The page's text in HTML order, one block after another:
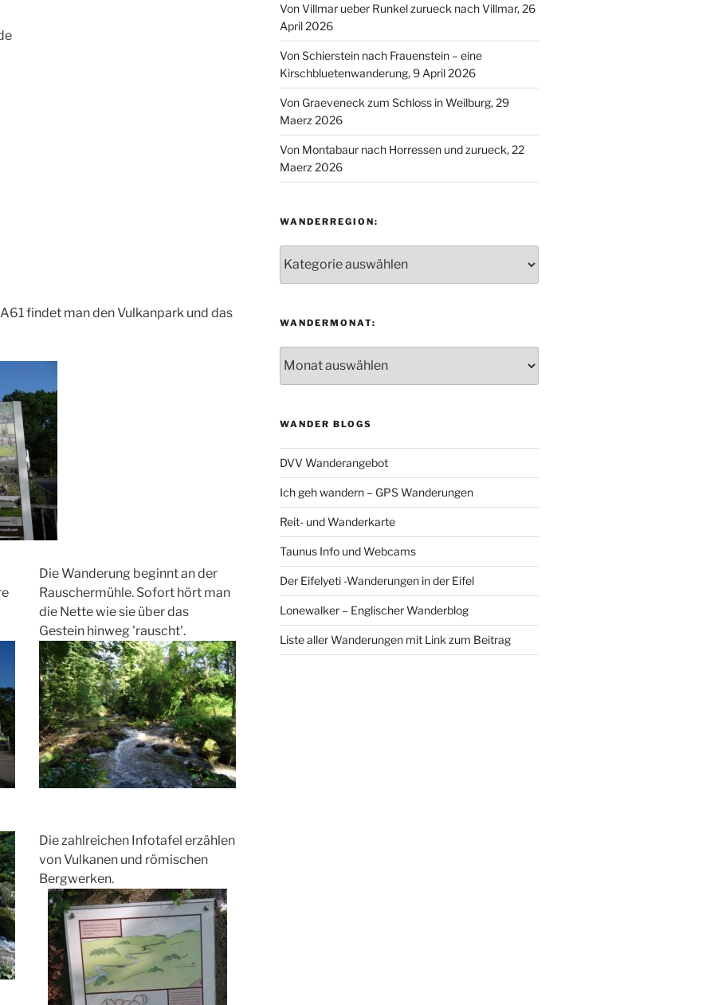
findet man den Vulkanpark und das
Die Wanderung beginnt an der
Rauschermühle. Sofort hört man
die Nette wie sie über das
Gestein hinweg 'rauscht'.
Die zahlreichen Infotafel erzählen
von Vulkanen und römischen
Bergwerken.
Von Villmar ueber Runkel zurueck nach Villmar, 26
April 2026
Von Schierstein nach Frauenstein – eine
Kirschbluetenwanderung, 9 April 2026
Von Graeveneck zum Schloss in Weilburg, 29
Maerz 2026
Von Montabaur nach Horressen und zurueck, 22
Maerz 2026
WANDERREGION:
WANDERMONAT:
WANDER BLOGS
DVV Wanderangebot
Ich geh wandern – GPS Wanderungen
Reit- und Wanderkarte
Taunus Info und Webcams
Der Eifelyeti -Wanderungen in der Eifel
Lonewalker – Englischer Wanderblog
Liste aller Wanderungen mit Link zum Beitrag